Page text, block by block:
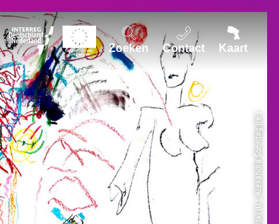
Zoeken Contact Kaart